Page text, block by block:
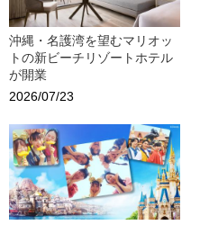
沖縄・名護湾を望むマリオッ
トの新ビーチリゾートホテル
が開業
2026/07/23